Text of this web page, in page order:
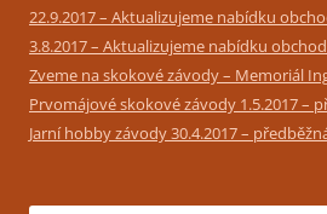
22.9.2017 – Aktualizujeme nabídku
3.8.2017 – Aktualizujeme nabídku
Zveme na skokové závody – Memoriál
Prvomájové skokové závody 1.5.2017 –
Jarní hobby závody 30.4.2017 –